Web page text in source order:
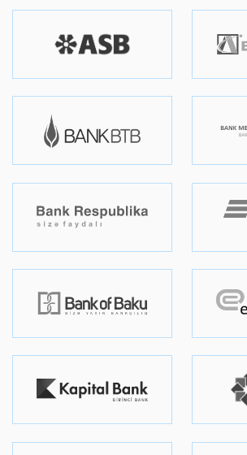
PRESS-RELIZ
ƏLAQƏ
AZ AZ EN